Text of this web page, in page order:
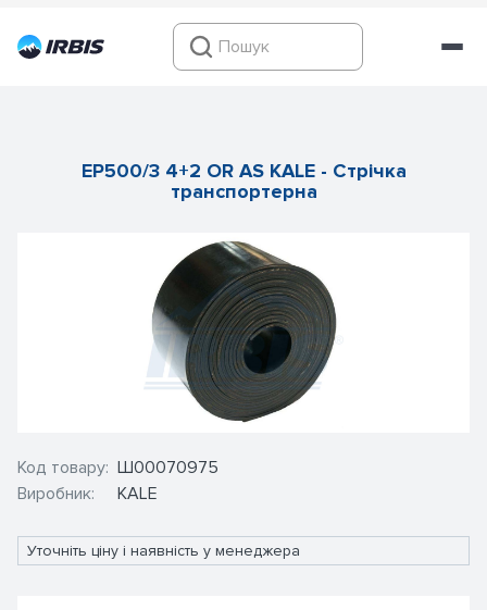
EP500/3 4+2 OR AS KALE - Стрічка
транспортерна
Код товару:
Виробник:
Ш00070975
KALE
Уточніть ціну і наявність у менеджера